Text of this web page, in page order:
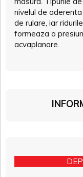
nivelul de
de rulare, iar
formeaza o
acvaplanare.